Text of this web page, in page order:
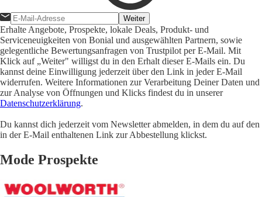
Weiter
Erhalte Angebote, Prospekte, lokale Deals, Produkt- und
Serviceneuigkeiten von Bonial und ausgewählten Partnern, sowie
gelegentliche Bewertungsanfragen von Trustpilot per E-Mail. Mit
Klick auf „Weiter" willigst du in den Erhalt dieser E-Mails ein. Du
kannst deine Einwilligung jederzeit über den Link in jeder E-Mail
widerrufen. Weitere Informationen zur Verarbeitung Deiner Daten und
zur Analyse von Öffnungen und Klicks findest du in unserer
Datenschutzerklärung.
Du kannst dich jederzeit vom Newsletter abmelden, in dem du auf den
in der E-Mail enthaltenen Link zur Abbestellung klickst.
Mode Prospekte